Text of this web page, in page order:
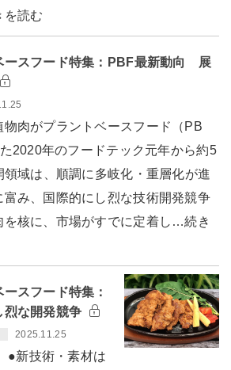
を読む
ースフード特集：PBF最新動向 展
肉がプラントベースフード（PB
2020年のフードテック元年から約5
域は、順調に多岐化・重層化が進
富み、国際的にし烈な技術開発競争
を核に、市場がすでに定着し…続き
スフード特集：
烈な開発競争
2025.11.25
技術・素材は